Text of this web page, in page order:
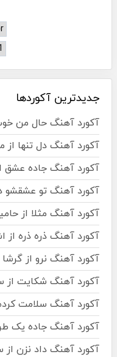
جدیدترین آکوردها
آکورد آهنگ حال من
آکورد آهنگ دل تنها از
آکورد آهنگ جاده عشق
آکورد آهنگ تو عشقشو
آکورد آهنگ مثلا از
آکورد آهنگ ذره ذره از
آکورد آهنگ نرو از
آکورد آهنگ شکایت از
آکورد آهنگ سلامت
آکورد آهنگ جاده یک
آکورد آهنگ داد نزن از